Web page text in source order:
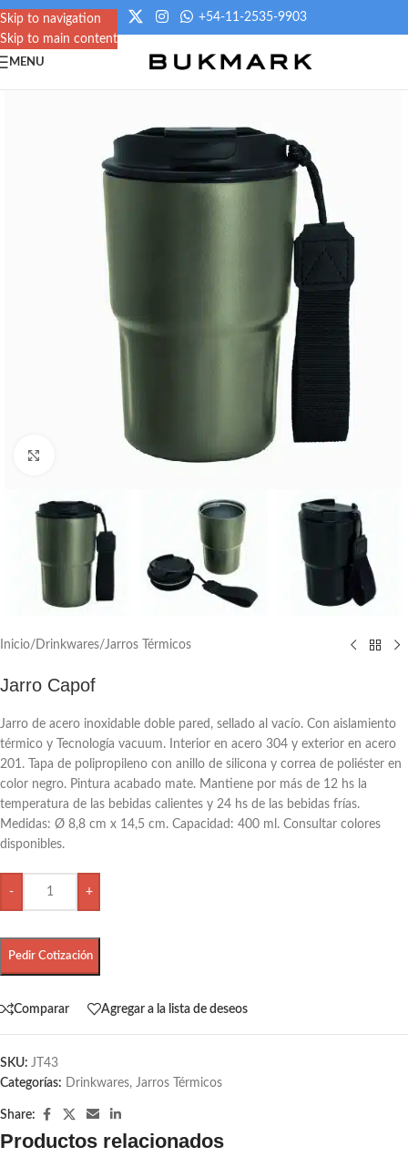
Skip to navigation
Skip to main content
+54-11-2535-9903
MENU
Inicio/ Drinkwares/Jarros Térmicos
Jarro Capof
Jarro de acero inoxidable doble pared, sellado al vacío. Con aislamiento
térmico y Tecnología vacuum. Interior en acero 304 y exterior en acero
201. Tapa de polipropileno con anillo de silicona y correa de poliéster en
color negro. Pintura acabado mate. Mantiene por más de 12 hs la
temperatura de las bebidas calientes y 24 hs de las bebidas frías.
Medidas: Ø 8,8 cm x 14,5 cm. Capacidad: 400 ml. Consultar colores
disponibles.
- +
Pedir Cotización
Comparar Agregar a la lista de deseos
SKU: JT43
Categorías: Drinkwares, Jarros Térmicos
Share:
Productos relacionados